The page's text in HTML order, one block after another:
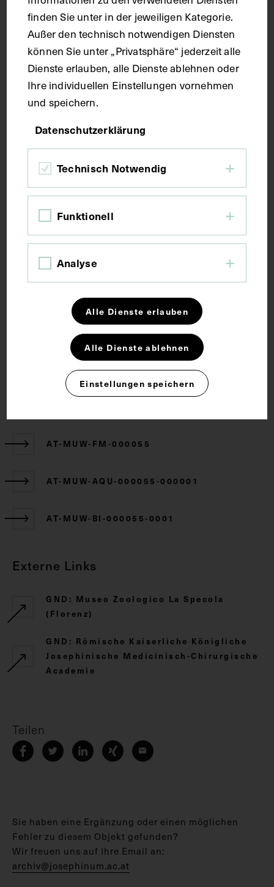
Maße
Seitenblatt 37,4 x 23,3 cm
Kurzbeschreibung
Der Text ist die ergänzende Beschreibung in
der Schulterblattmuskulatur.
Schlagwörter
Anatomie Lehrmittel
Muskulatur
Schulterblatt
CC BY-NC-SA 4.0
AT-MUW-FM-000055
AT-MUW-AQU-000055-000001
AT-MUW-BI-000055-0001
Externe Links
GND: Museo Zoologico La Specola
(Florenz)
GND: Römische Kaiserliche Königliche
Josephinische Medicinisch-Chirurgische
Academie
Teilen
Sie haben eine Ergänzung oder einen möglichen
Fehler zu diesem Objekt gefunden?
Wir freuen uns auf Ihre Email an:
archiv@josephinum.ac.at
finden Sie unter in der jeweiligen Kategorie.
Außer den technisch notwendigen Diensten
können Sie unter „Privatsphäre“ jederzeit alle
Dienste erlauben, alle Dienste ablehnen oder
Ihre individuellen Einstellungen vornehmen
und speichern.
Datenschutzerklärung
Technisch Notwendig
Funktionell
Analyse
Alle Dienste erlauben
Alle Dienste ablehnen
Einstellungen speichern